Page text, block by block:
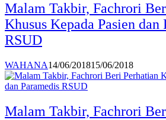
Malam Takbir, Fachrori
Khusus Kepada Pasien dan
RSUD
WAHANA14/06/201815/06/2018
Malam Takbir, Fachrori